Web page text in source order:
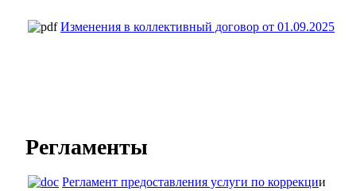
Изменения в коллективный договор от 01.09.2025
Регламенты
Регламент предоставления услуги по коррекции